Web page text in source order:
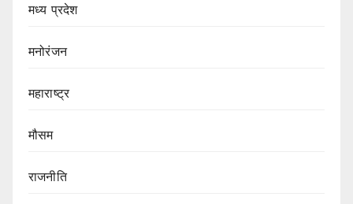
मध्य प्रदेश
मनोरंजन
महाराष्ट्र
मौसम
राजनीति